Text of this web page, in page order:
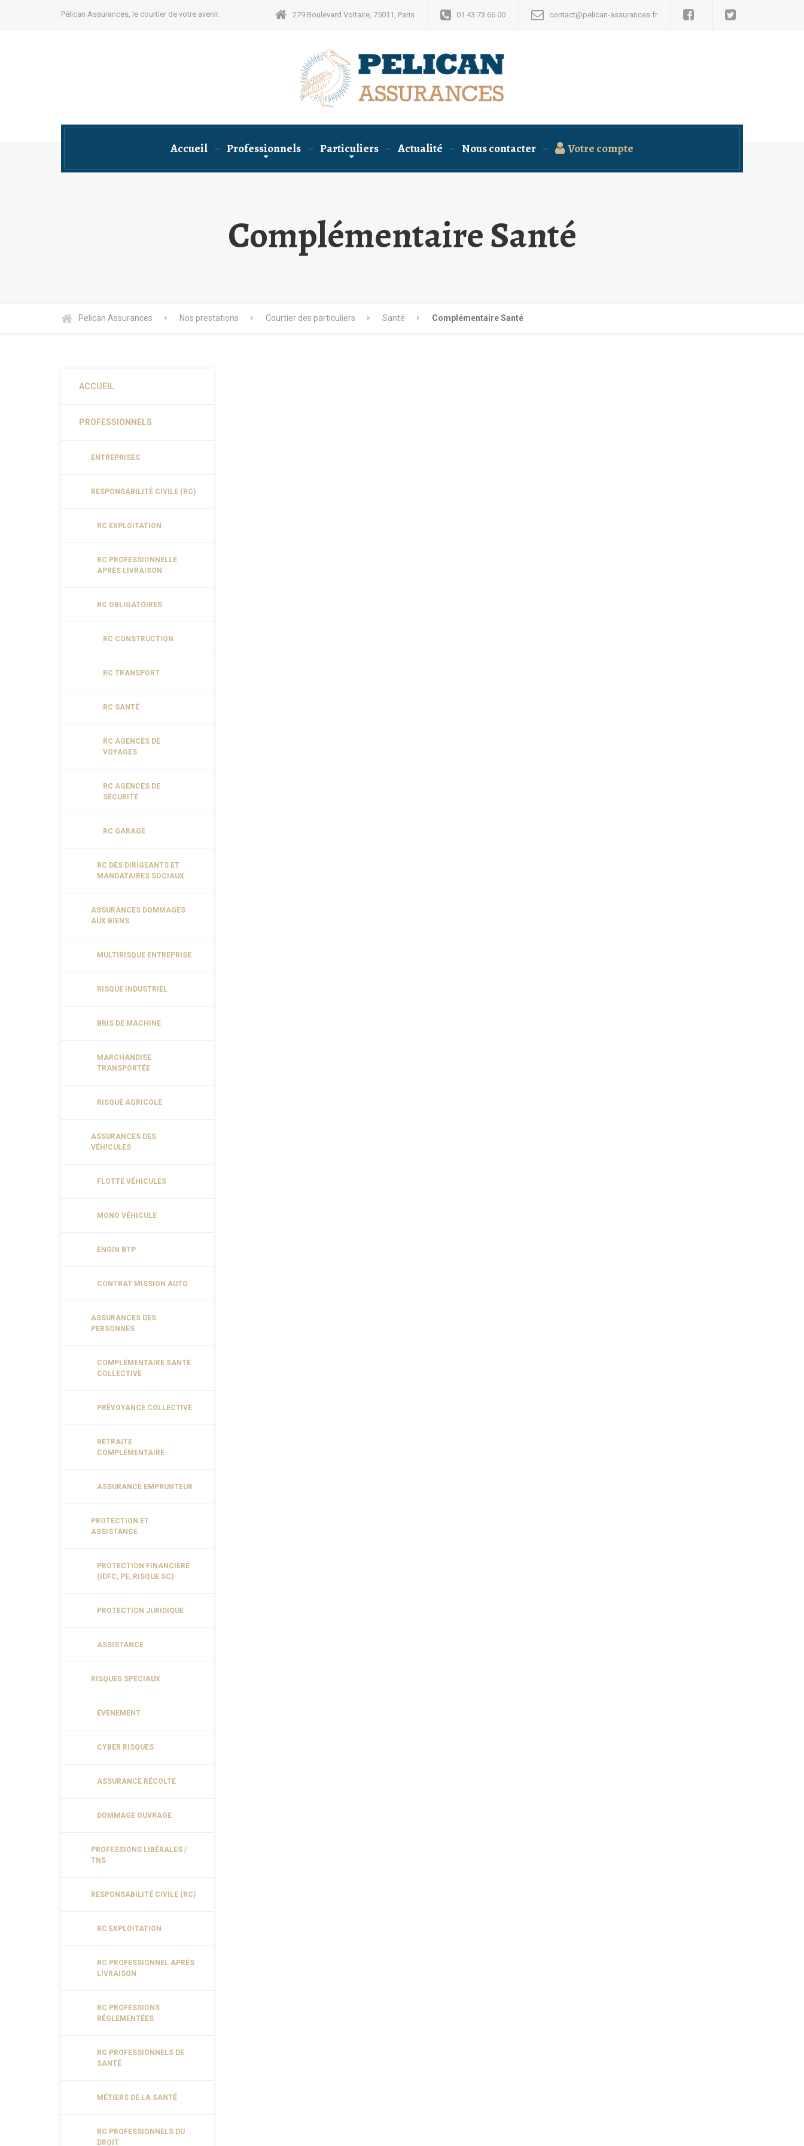
Pélican Assurances, le courtier de votre avenir. 279 Boulevard Voltaire, 75011, Paris 01 43 73 66 00 contact@pelican-assurances.fr
Accueil Professionnels Particuliers Actualité Nous contacter Votre compte
Complémentaire Santé
Pelican Assurances Nos prestations Courtier des particuliers Santé Complémentaire Santé
ACCUEIL
PROFESSIONNELS
ENTREPRISES
RESPONSABILITÉ CIVILE (RC)
RC EXPLOITATION
RC PROFESSIONNELLE
APRÈS LIVRAISON
RC OBLIGATOIRES
RC CONSTRUCTION
RC TRANSPORT
RC SANTÉ
RC AGENCES DE
VOYAGES
RC AGENCES DE
SÉCURITÉ
RC GARAGE
RC DES DIRIGEANTS ET
MANDATAIRES SOCIAUX
ASSURANCES DOMMAGES
AUX BIENS
MULTIRISQUE ENTREPRISE
RISQUE INDUSTRIEL
BRIS DE MACHINE
MARCHANDISE
TRANSPORTÉE
RISQUE AGRICOLE
ASSURANCES DES
VÉHICULES
FLOTTE VÉHICULES
MONO VÉHICULE
ENGIN BTP
CONTRAT MISSION AUTO
ASSURANCES DES
PERSONNES
COMPLÉMENTAIRE SANTÉ
COLLECTIVE
PRÉVOYANCE COLLECTIVE
RETRAITE
COMPLÉMENTAIRE
ASSURANCE EMPRUNTEUR
PROTECTION ET
ASSISTANCE
PROTECTION FINANCIÈRE
(IDFC, PE, RISQUE SC)
PROTECTION JURIDIQUE
ASSISTANCE
RISQUES SPÉCIAUX
ÉVÈNEMENT
CYBER RISQUES
ASSURANCE RÉCOLTE
DOMMAGE OUVRAGE
PROFESSIONS LIBÉRALES /
TNS
RESPONSABILITÉ CIVILE (RC)
RC EXPLOITATION
RC PROFESSIONNEL APRÈS
LIVRAISON
RC PROFESSIONS
RÉGLEMENTÉES
RC PROFESSIONNELS DE
SANTÉ
MÉTIERS DE LA SANTÉ
RC PROFESSIONNELS DU
DROIT